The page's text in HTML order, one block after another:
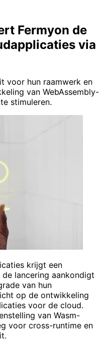
Fermyon de
via
voor hun raamwerk en
van WebAssembly-
stimuleren.
krijgt een
lancering aankondigt
van hun
op de ontwikkeling
voor de cloud.
van Wasm-
voor cross-runtime en